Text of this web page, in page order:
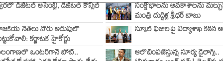
డిజిటల్ అసెంబ్లీ, డిజిటల్ కౌన్సిల్ సంక్షోభాలను అవకాశాలను
మంత్రి దుద్దిళ్ల శ్రీధర్ బాబు
నేతలు నోరు అదుపులో
కర్ణాటక హైకోర్టు
స్కూల్ ఫీజులపై విద్యాశాఖ కఠిన
ఒంటరిగానే పోటీ..
ఆలోచింపజేస్తున్న సూర్య డైలాగ్స్..